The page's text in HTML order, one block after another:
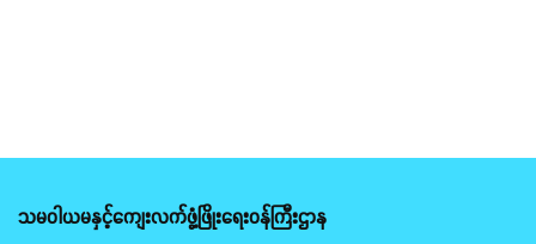
သမဝါယမနှင့်ကျေးလက်ဖွံ့ဖြိုးရေးဝန်ကြီးဌာန